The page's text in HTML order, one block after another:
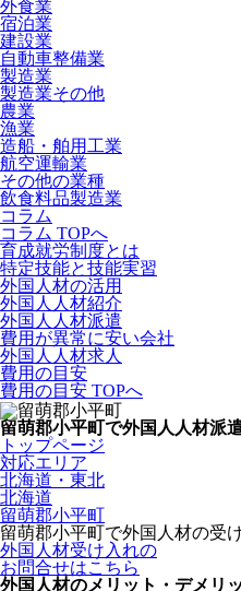
外食業
宿泊業
建設業
自動車整備業
製造業
製造業その他
農業
漁業
造船・舶用工業
航空運輸業
その他の業種
飲食料品製造業
コラム
コラム TOPへ
育成就労制度とは
特定技能と技能実習
外国人材の活用
外国人人材紹介
外国人人材派遣
費用が異常に安い会社
外国人人材求人
費用の目安
費用の目安 TOPへ
留萌郡小平町で外国人人材派
トップページ
対応エリア
北海道・東北
北海道
留萌郡小平町
留萌郡小平町で外国人材の受
外国人材受け入れの
お問合せはこちら
外国人材のメリット・デメリ